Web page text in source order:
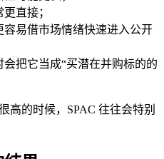
直接；
易借市场情绪快速进入公开
把它当成“买潜在并购标的的
高的时候，SPAC 往往会特别